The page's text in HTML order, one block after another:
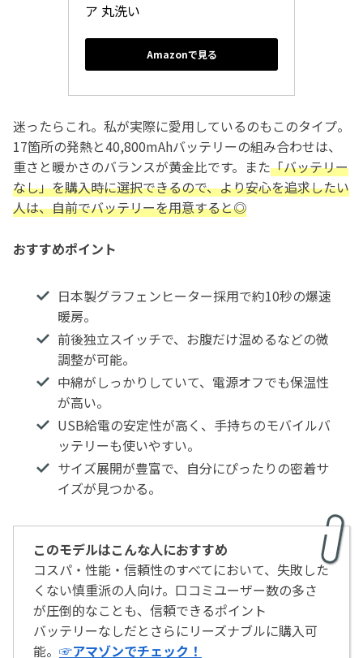
ア 丸洗い
Amazonで見る
迷ったらこれ。私が実際に愛用しているのもこのタイプ。
17箇所の発熱と40,800mAhバッテリーの組み合わせは、
重さと暖かさのバランスが黄金比です。また「バッテリー
なし」を購入時に選択できるので、より安心を追求したい
人は、自前でバッテリーを用意すると◎
おすすめポイント
日本製グラフェンヒーター採用で約10秒の爆速
暖房。
前後独立スイッチで、お腹だけ温めるなどの微
調整が可能。
中綿がしっかりしていて、電源オフでも保温性
が高い。
USB給電の安定性が高く、手持ちのモバイルバ
ッテリーも使いやすい。
サイズ展開が豊富で、自分にぴったりの密着サ
イズが見つかる。
このモデルはこんな人におすすめ
コスパ・性能・信頼性のすべてにおいて、失敗した
くない慎重派の人向け。口コミユーザー数の多さ
が圧倒的なことも、信頼できるポイント
バッテリーなしだとさらにリーズナブルに購入可
能。 ☞アマゾンでチェック！